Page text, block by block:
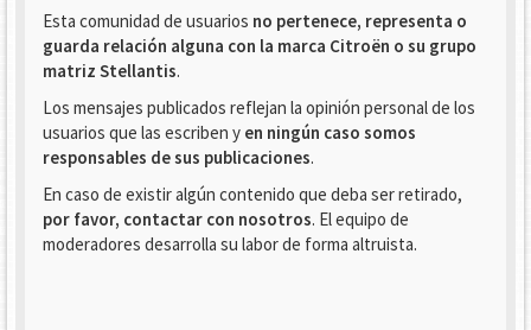
Esta comunidad de usuarios no pertenece, representa o
guarda relación alguna con la marca Citroën o su grupo
matriz Stellantis.
Los mensajes publicados reflejan la opinión personal de los
usuarios que las escriben y en ningún caso somos
responsables de sus publicaciones.
En caso de existir algún contenido que deba ser retirado,
por favor, contactar con nosotros. El equipo de
moderadores desarrolla su labor de forma altruista.